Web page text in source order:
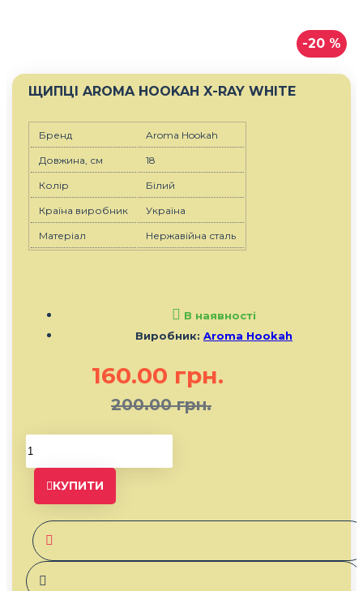
-20 %
ЩИПЦІ AROMA HOOKAH X-RAY WHITE
Бренд Aroma Hookah
Довжина, см 18
Колір Білий
Країна виробник Україна
Матеріал Нержавійна сталь
160.00 грн.
200.00 грн.
В наявності
Виробник: Aroma Hookah
КУПИТИ